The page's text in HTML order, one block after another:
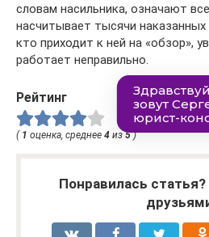
словам насильника, означают
насчитывает тысячи наказанных
кто приходит к ней на «обзор»,
работает неправильно.
Рейтинг
( 1 оценка, среднее 4 из5)
Понравилась